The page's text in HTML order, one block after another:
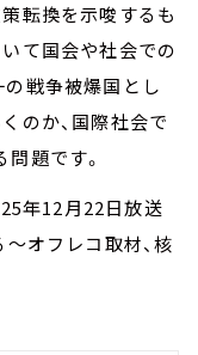
転換を示唆するも
て国会や社会での
戦争被爆国とし
のか、国際社会で
題です。
年12月22日放送
～オフレコ取材、核